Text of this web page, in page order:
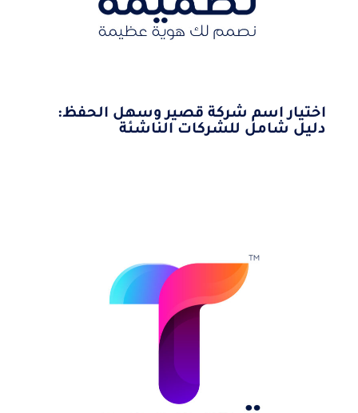
اختيار اسم شركة قصير وسهل الحفظ:
دليل شامل للشركات الناشئة